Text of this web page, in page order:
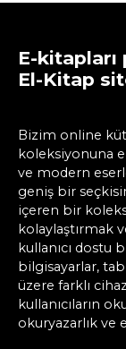
E-
El-Kitap
Bizim online
koleksiyonuna
ve modern
geniş bir
içeren bir
kolaylaştırmak
kullanıcı dostu
bilgisayarlar,
üzere farklı
kullanıcıların
okuryazarlık